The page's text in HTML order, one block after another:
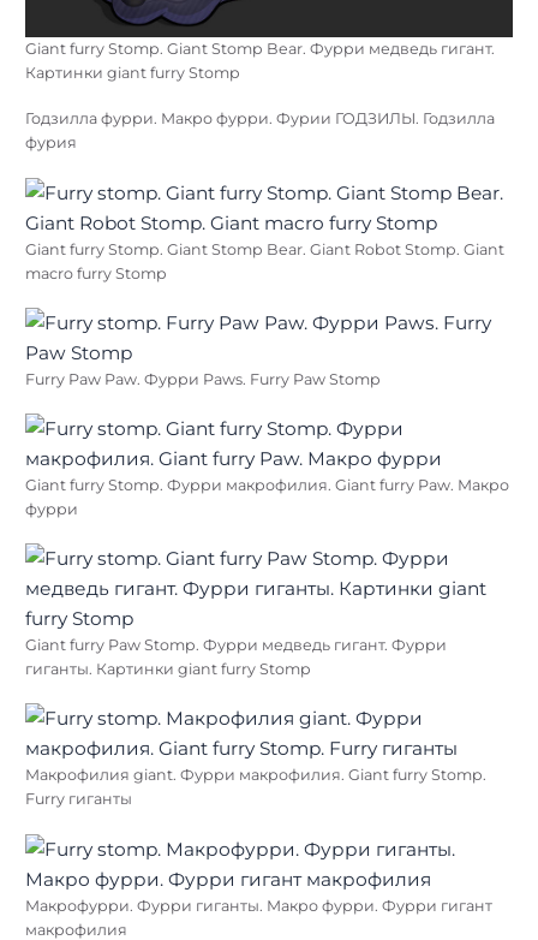
Giant furry Stomp. Giant Stomp Bear. Фурри медведь гигант.
Картинки giant furry Stomp
Годзилла фурри. Макро фурри. Фурии ГОДЗИЛЫ. Годзилла
фурия
Giant furry Stomp. Giant Stomp Bear. Giant Robot Stomp. Giant
macro furry Stomp
Furry Paw Paw. Фурри Paws. Furry Paw Stomp
Giant furry Stomp. Фурри макрофилия. Giant furry Paw. Макро
фурри
Giant furry Paw Stomp. Фурри медведь гигант. Фурри
гиганты. Картинки giant furry Stomp
Макрофилия giant. Фурри макрофилия. Giant furry Stomp.
Furry гиганты
Макрофурри. Фурри гиганты. Макро фурри. Фурри гигант
макрофилия